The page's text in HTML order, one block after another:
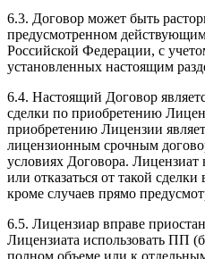
6.3. Договор может быть
предусмотренном действующим
Российской Федерации, с
установленных настоящим
6.4. Настоящий Договор
сделки по приобретению
приобретению Лицензии
лицензионным срочным
условиях Договора. Лицензиат
или отказаться от такой
кроме случаев прямо
6.5. Лицензиар вправе
Лицензиата использовать ПП